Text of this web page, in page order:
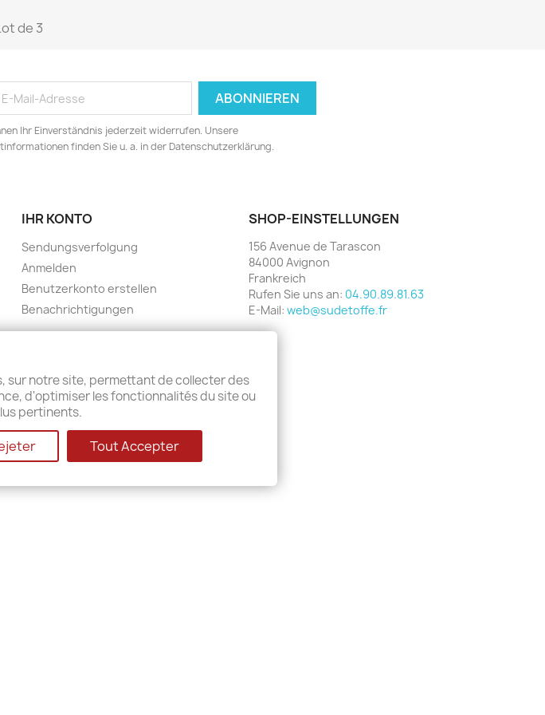
de 3
Ihr Einverständnis jederzeit widerrufen. Unsere
finden Sie u. a. in der Datenschutzerklärung.
IHR KONTO
Sendungsverfolgung
Anmelden
Benutzerkonto erstellen
Benachrichtigungen
SHOP-EINSTELLUNGEN
156 Avenue de Tarascon
84000 Avignon
Frankreich
Rufen Sie uns an: 04.90.89.81.63
E-Mail: web@sudetoffe.fr
von PrestaShop™
sur notre site, permettant de collecter des
d'optimiser les fonctionnalités du site ou
pertinents.
Tout Accepter